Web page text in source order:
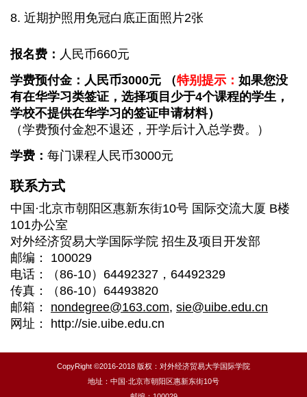
8. 近期护照用免冠白底正面照片2张
报名费： 人民币660元
学费预付金：人民币3000元 （特别提示： 如果您没
有在华学习类签证，选择项目少于4个课程的学生，
学校不提供在华学习的签证申请材料）
（学费预付金恕不退还，开学后计入总学费。）
学费： 每门课程人民币3000元
联系方式
中国·北京市朝阳区惠新东街10号 国际交流大厦 B楼
101办公室
对外经济贸易大学国际学院 招生及项目开发部
邮编： 100029
电话：（86-10）64492327，64492329
传真：（86-10）64493820
邮箱： nondegree@163.com, sie@uibe.edu.cn
网址： http://sie.uibe.edu.cn
CopyRight ©2016-2018 版权：对外经济贸易大学国际学院
地址：中国·北京市朝阳区惠新东街10号